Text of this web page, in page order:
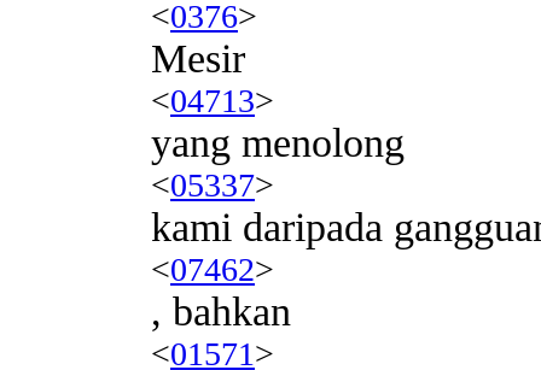
<0376>
Mesir
<04713>
yang menolong
<05337>
kami daripada
<07462>
, bahkan
<01571>